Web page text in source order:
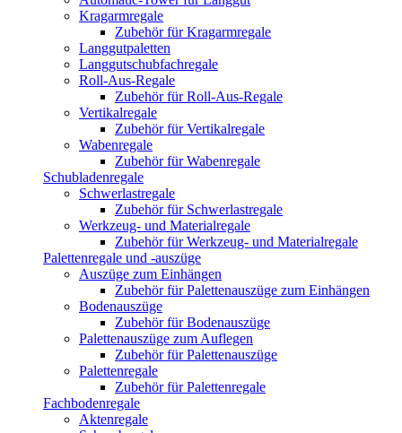
Kragarmregale
Zubehör für Kragarmregale
Langgutpaletten
Langgutschubfachregale
Roll-Aus-Regale
Zubehör für Roll-Aus-Regale
Vertikalregale
Zubehör für Vertikalregale
Wabenregale
Zubehör für Wabenregale
Schubladenregale
Schwerlastregale
Zubehör für Schwerlastregale
Werkzeug- und Materialregale
Zubehör für Werkzeug- und Materialregale
Palettenregale und -auszüge
Auszüge zum Einhängen
Zubehör für Palettenauszüge zum Einhängen
Bodenauszüge
Zubehör für Bodenauszüge
Palettenauszüge zum Auflegen
Zubehör für Palettenauszüge
Palettenregale
Zubehör für Palettenregale
Fachbodenregale
Aktenregale